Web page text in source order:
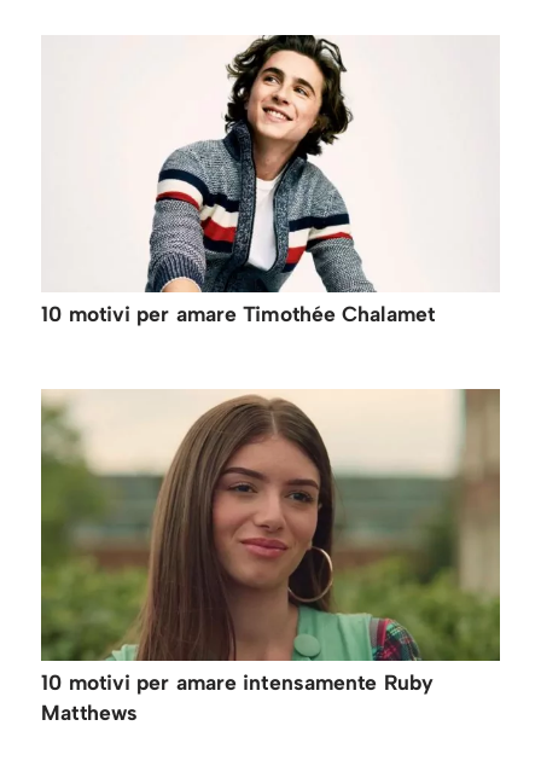
10 motivi per amare Timothée Chalamet
10 motivi per amare intensamente Ruby
Matthews